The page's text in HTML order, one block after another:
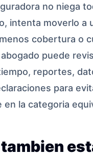
no niega
intenta moverlo a
cobertura o
puede
reportes,
para
en la categoria